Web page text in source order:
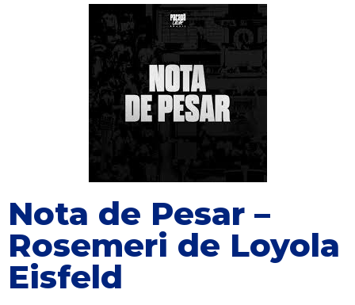
Nota de Pesar –
Rosemeri de Loyola
Eisfeld